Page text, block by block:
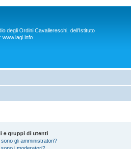
degli Ordini Cavallereschi, dell’Istituto
www.iagi.info
e gruppi di utenti
gli amministratori?